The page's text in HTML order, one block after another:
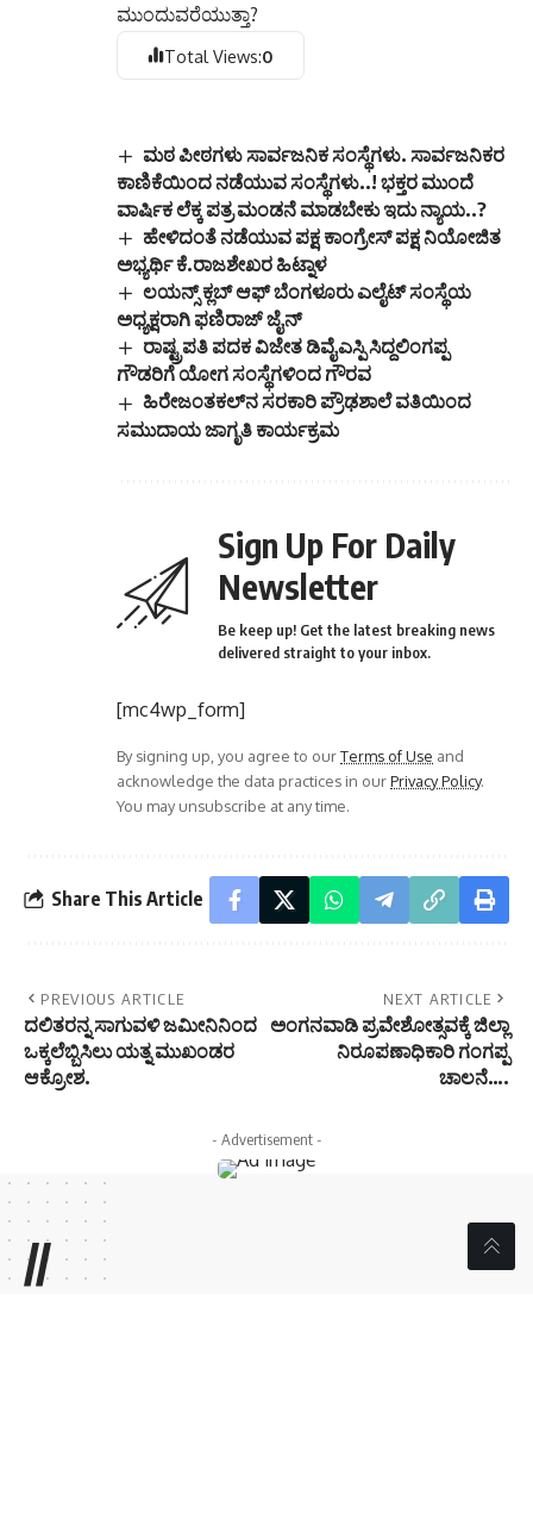
ಮುಂದುವರೆಯುತ್ತಾ?
Total Views:0
ಮಠ ಪೀಠಗಳು ಸಾರ್ವಜನಿಕ ಸಂಸ್ಥೆಗಳು. ಸಾರ್ವಜನಿಕರ
ಕಾಣಿಕೆಯಿಂದ ನಡೆಯುವ ಸಂಸ್ಥೆಗಳು..! ಭಕ್ತರ ಮುಂದೆ
ವಾರ್ಷಿಕ ಲೆಕ್ಕ ಪತ್ರ ಮಂಡನೆ ಮಾಡಬೇಕು ಇದು ನ್ಯಾಯ..?
ಹೇಳಿದಂತೆ ನಡೆಯುವ ಪಕ್ಷ ಕಾಂಗ್ರೇಸ್ ಪಕ್ಷ ನಿಯೋಜಿತ
ಅಭ್ಯರ್ಥಿ ಕೆ.‌ರಾಜಶೇಖರ ಹಿಟ್ನಾಳ
ಲಯನ್ಸ್ ಕ್ಲಬ್ ಆಫ್ ಬೆಂಗಳೂರು ಎಲೈಟ್ ಸಂಸ್ಥೆಯ
ಅಧ್ಯಕ್ಷರಾಗಿ ಫಣಿರಾಜ್ ಜೈನ್
ರಾಷ್ಟ್ರಪತಿ ಪದಕ ವಿಜೇತ ಡಿವೈಎಸ್ಪಿ ಸಿದ್ದಲಿಂಗಪ್ಪ
ಗೌಡರಿಗೆ ಯೋಗ ಸಂಸ್ಥೆಗಳಿಂದ ಗೌರವ
ಹಿರೇಜಂತಕಲ್‌ನ ಸರಕಾರಿ ಪ್ರೌಢಶಾಲೆ ವತಿಯಿಂದ
ಸಮುದಾಯ ಜಾಗೃತಿ ಕಾರ್ಯಕ್ರಮ
Sign Up For Daily
Newsletter
Be keep up! Get the latest breaking news
delivered straight to your inbox.
[mc4wp_form]
By signing up, you agree to ourTerms of Use and
acknowledge the data practices in ourPrivacy Policy.
You may unsubscribe at any time.
Share This Article
PREVIOUS ARTICLE
ದಲಿತರನ್ನ ಸಾಗುವಳಿ ಜಮೀನಿನಿಂದ
ಒಕ್ಕಲೆಬ್ಬಿಸಿಲು ಯತ್ನ ಮುಖಂಡರ
ಆಕ್ರೋಶ.
NEXT ARTICLE
ಅಂಗನವಾಡಿ ಪ್ರವೇಶೋತ್ಸವಕ್ಕೆ ಜಿಲ್ಲಾ
ನಿರೂಪಣಾಧಿಕಾರಿ ಗಂಗಪ್ಪ
ಚಾಲನೆ….
- Advertisement -
//